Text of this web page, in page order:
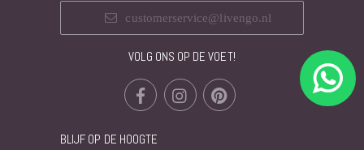
customerservice@livengo.nl
VOLG ONS OP DE VOET!
BLIJF OP DE HOOGTE